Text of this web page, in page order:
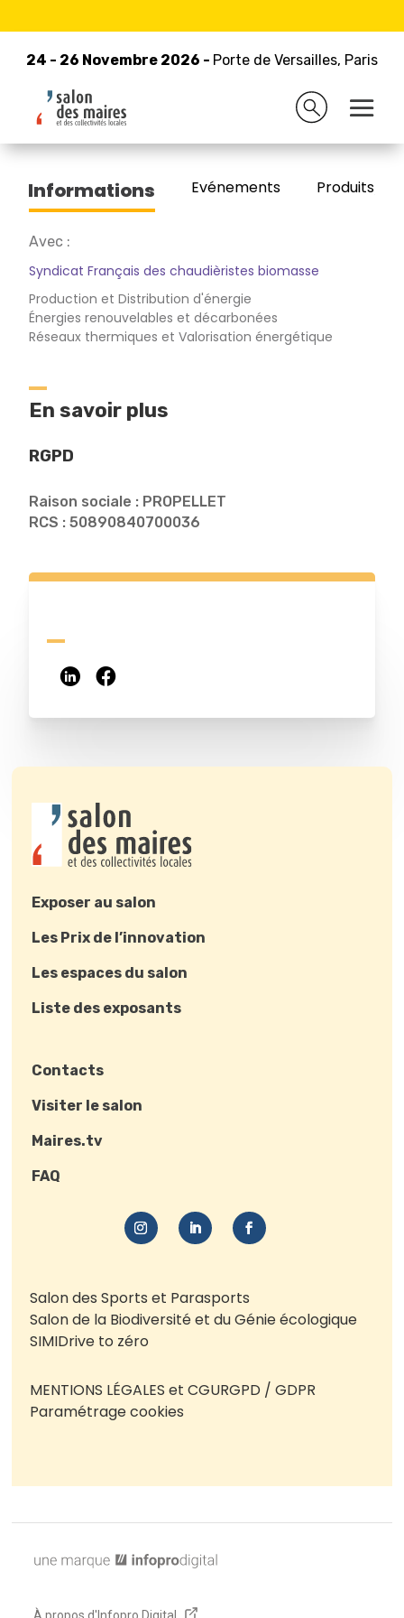
24 - 26 Novembre 2026 - Porte de Versailles, Paris
24 - 26 Novembre 2026 - Porte de Versailles, Paris
Retour à la liste des exposants
PROPELLET FRANCE
Informations Evénements Produits/
Avec :
Syndicat Français des chaudièristes biomasse
Production et Distribution d'énergie
Énergies renouvelables et décarbonées
Réseaux thermiques et Valorisation énergétique
En savoir plus
RGPD
Raison sociale : PROPELLET
RCS : 50890840700036
Exposer au salon
Les Prix de l’innovation
Les espaces du salon
Liste des exposants
Contacts
Visiter le salon
Maires.tv
FAQ
Salon des Sports et Parasports
Salon de la Biodiversité et du Génie écologique
SIMIDrive to zéro
MENTIONS LÉGALES et CGURGPD / GDPR
Paramétrage cookies